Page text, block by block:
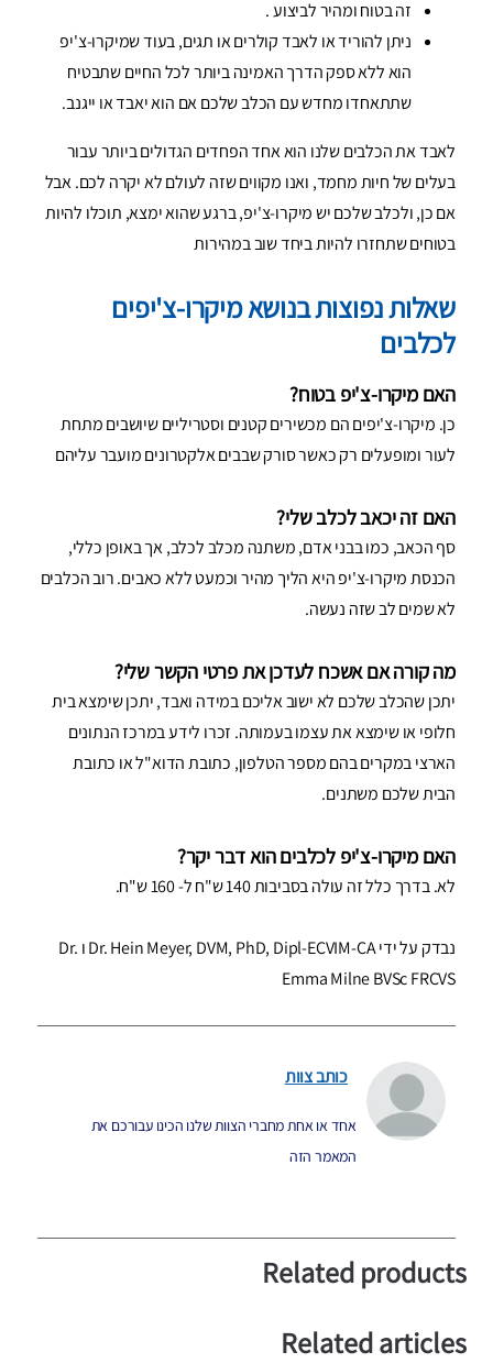
זה בטוח ומהיר לביצוע .
ניתן להוריד או לאבד קולרים או תגים, בעוד שמיקרו-צ'יפ
הוא ללא ספק הדרך האמינה ביותר לכל החיים שתבטיח
שתתאחדו מחדש עם הכלב שלכם אם הוא יאבד או ייגנב.
לאבד את הכלבים שלנו הוא אחד הפחדים הגדולים ביותר עבור
בעלים של חיות מחמד, ואנו מקווים שזה לעולם לא יקרה לכם. אבל
אם כן, ולכלב שלכם יש מיקרו-צ'יפ, ברגע שהוא ימצא, תוכלו להיות
בטוחים שתחזרו להיות ביחד שוב במהירות
שאלות נפוצות בנושא מיקרו-צ'יפים
לכלבים
האם מיקרו-צ'יפ בטוח?
כן. מיקרו-צ'יפים הם מכשירים קטנים וסטריליים שיושבים מתחת
לעור ומופעלים רק כאשר סורק שבבים אלקטרונים מועבר עליהם
האם זה יכאב לכלב שלי?
סף הכאב, כמו בבני אדם, משתנה מכלב לכלב, אך באופן כללי,
הכנסת מיקרו-צ'יפ היא הליך מהיר וכמעט ללא כאבים. רוב הכלבים
לא שמים לב שזה נעשה.
מה קורה אם אשכח לעדכן את פרטי הקשר שלי?
יתכן שהכלב שלכם לא ישוב אליכם במידה ואבד, יתכן שימצא בית
חלופי או שימצא את עצמו בעמותה. זכרו לידע במרכז הנתונים
הארצי במקרים בהם מספר הטלפון, כתובת הדוא"ל או כתובת
הבית שלכם משתנים.
האם מיקרו-צ'יפ לכלבים הוא דבר יקר?
לא. בדרך כלל זה עולה בסביבות 140 ש"ח ל- 160 ש"ח.
נבדק על ידי Dr. Hein Meyer, DVM, PhD, Dipl-ECVIM-CA ו Dr.
Emma Milne BVSc FRCVS
כותב צוות
אחד או אחת מחברי הצוות שלנו הכינו עבורכם את
המאמר הזה
Related products
Related articles